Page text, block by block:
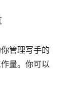
管理写手的
量。你可以